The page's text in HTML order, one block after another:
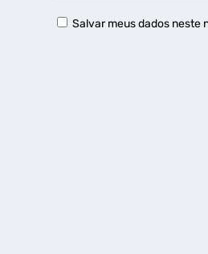
Salvar meus dados neste